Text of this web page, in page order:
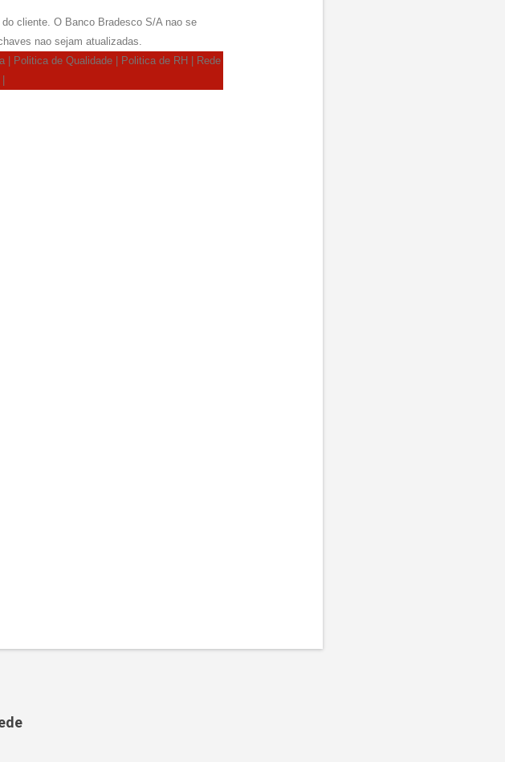
cliente. O Banco Bradesco S/A nao se
nao sejam atualizadas.
| Politica de Qualidade | Politica de RH | Rede